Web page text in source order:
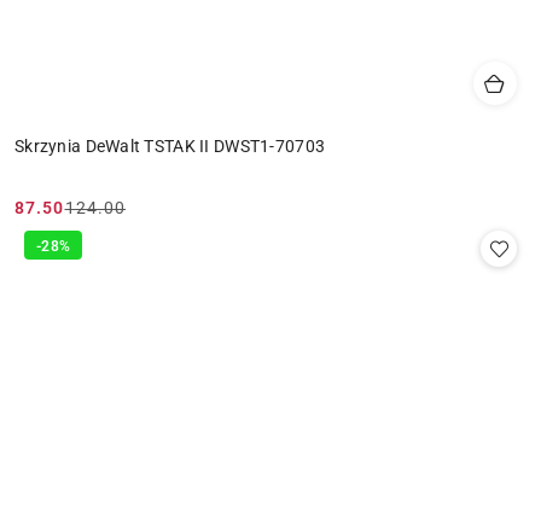
Skrzynia DeWalt TSTAK II DWST1-70703
Cena
promocyjna:
87.50
Cena
przed
124.00
-28%